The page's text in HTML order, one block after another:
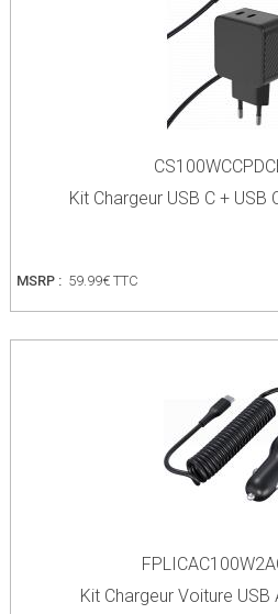
Kit Chargeur USB C + USB
MSRP : 59.99€ TTC
Kit Chargeur Voiture USB